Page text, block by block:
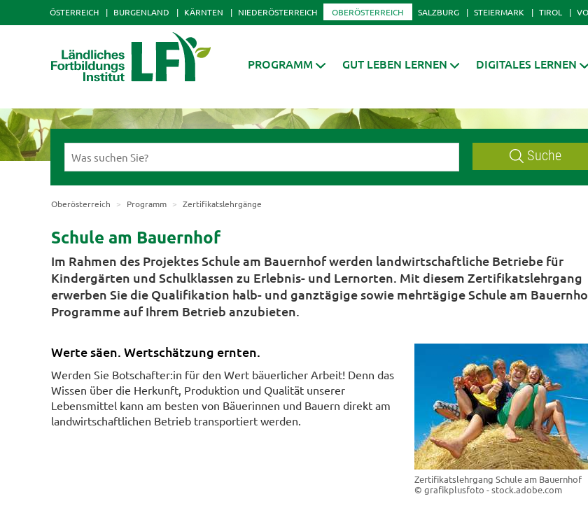
ÖSTERREICH BURGENLAND KÄRNTEN NIEDERÖSTERREICH OBERÖSTERREICH SALZBURG STEIERMARK TIROL
PROGRAMM GUT LEBEN LERNEN DIGITALES LERNEN
Suche
Oberösterreich Programm Zertifikatslehrgänge
Schule am Bauernhof
Im Rahmen des Projektes Schule am Bauernhof werden landwirtschaftliche Betriebe für
Kindergärten und Schulklassen zu Erlebnis- und Lernorten. Mit diesem Zertifikatslehrgang
erwerben Sie die Qualifikation halb- und ganztägige sowie mehrtägige Schule am
Programme auf Ihrem Betrieb anzubieten.
Zertifikatslehrgang Schule am Bauernhof
© grafikplusfoto - stock.adobe.com
Werte säen. Wertschätzung ernten.
Werden Sie Botschafter:in für den Wert bäuerlicher Arbeit! Denn das
Wissen über die Herkunft, Produktion und Qualität unserer
Lebensmittel kann am besten von Bäuerinnen und Bauern direkt am
landwirtschaftlichen Betrieb transportiert werden.